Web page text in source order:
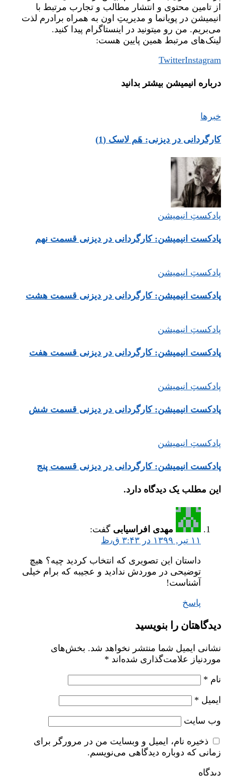
از تامین محتوی و انتشار مطالب و تجارب مرتبط با
انیمیشن در پویانما و مدیریتِ اون به همراه برادرم لذت
می‌بریم. من رو میتونید در اینستاگرام پیدا کنید.
لینک‌های مرتبط همین پایین هست:
TwitterInstagram
درباره‌ انیمیشن بیشتر بدانید
خبرها
کارگردانی در دیزنی: هَم لاسک (1)
پادکستِ انیمیشن
پادکست انیمیشن: کارگردانی در دیزنی قسمت نهم
پادکستِ انیمیشن
پادکست انیمیشن: کارگردانی در دیزنی قسمت هشت
پادکستِ انیمیشن
پادکست انیمیشن: کارگردانی در دیزنی قسمت هفت
پادکستِ انیمیشن
پادکست انیمیشن: کارگردانی در دیزنی قسمت شش
پادکستِ انیمیشن
پادکست انیمیشن: کارگردانی در دیزنی قسمت پنج
این مطلب یک دیدگاه دارد.
مهدی افراسیابی گفت:
۱۱ تیر, ۱۳۹۹ در ۳:۴۳ ق٫ظ
داستان این تصویری که انتخاب کردید چیه؟ هیچ
توضیحی در موردش ندادید و عجیبه که برام خیلی
آشناست!
پاسخ
دیدگاهتان را بنویسید
نشانی ایمیل شما منتشر نخواهد شد. بخش‌های
موردنیاز علامت‌گذاری شده‌اند *
نام *
ایمیل *
وب‌ سایت
ذخیره نام، ایمیل و وبسایت من در مرورگر برای
زمانی که دوباره دیدگاهی می‌نویسم.
دیدگاه